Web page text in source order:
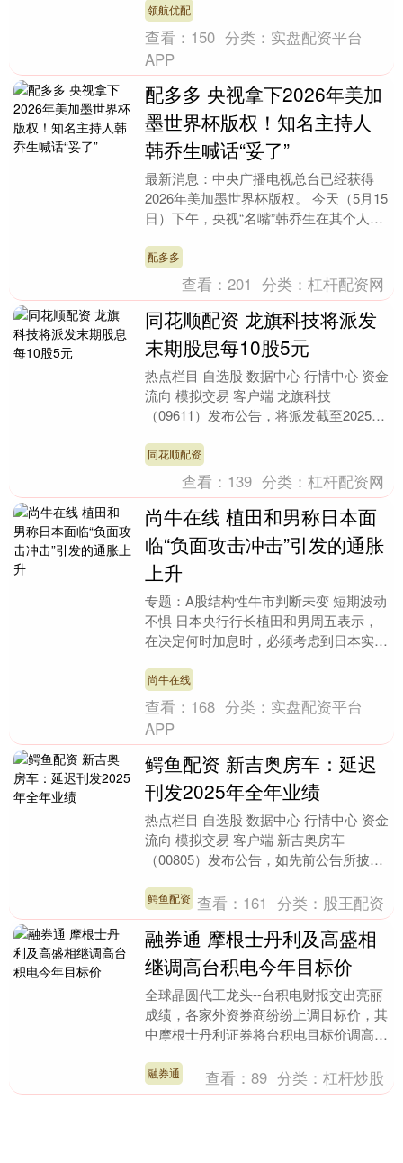
时缓解，但活....
领航优配
查看： 150 分类： 实盘配资平台
APP
配多多 央视拿下2026年美加
墨世界杯版权！知名主持人
韩乔生喊话“妥了”
最新消息：中央广播电视总台已经获得
2026年美加墨世界杯版权。 今天（5月15
日）下午，央视“名嘴”韩乔生在其个人微
布邀请....
配多多
查看：201 分类：杠杆配资网
同花顺配资 龙旗科技将派发
末期股息每10股5元
热点栏目 自选股 数据中心 行情中心 资金
流向 模拟交易 客户端 龙旗科技
（09611）发布公告，将派发截至2025年
元。....
同花顺配资
查看： 139 分类：杠杆配资网
尚牛在线 植田和男称日本面
临“负面攻击冲击”引发的通胀
上升
专题：A股结构性牛市判断未变 短期波动
不惧 日本央行行长植田和男周五表示，
在决定何时加息时，必须考虑到日本实际
出，日本正面临由....
尚牛在线
查看： 168 分类： 实盘配资平台
APP
鳄鱼配资 新吉奥房车：延迟
刊发2025年全年业绩
热点栏目 自选股 数据中心 行情中心 资金
流向 模拟交易 客户端 新吉奥房车
（00805）发布公告，如先前公告所披
至202....
鳄鱼配资 查看： 161 分类： 股王配资
融券通 摩根士丹利及高盛相
继调高台积电今年目标价
全球晶圆代工龙头--台积电财报交出亮丽
成绩，各家外资券商纷纷上调目标价，其
中摩根士丹利证券将台积电目标价调高至
750台币。....
融券通 查看：89 分类：杠杆炒股